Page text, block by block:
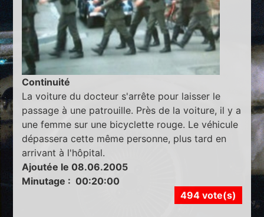
Continuité
La voiture du docteur s'arrête pour laisser le
passage à une patrouille. Près de la voiture, il y a
une femme sur une bicyclette rouge. Le véhicule
dépassera cette même personne, plus tard en
arrivant à l'hôpital.
Ajoutée le 08.06.2005
Minutage : 00:20:00
494 vote(s)